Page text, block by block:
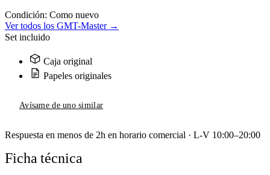
Condición: Como nuevo
Ver todos los GMT-Master →
Set incluido
Caja original
Papeles originales
Avísame de uno similar
Respuesta en menos de 2h en horario comercial · L-V 10:00–20:00
Ficha técnica